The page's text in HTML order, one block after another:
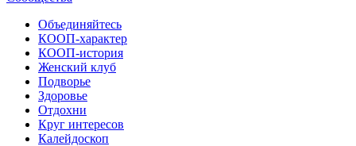
Объединяйтесь
КООП-характер
КООП-история
Женский клуб
Подворье
Здоровье
Отдохни
Круг интересов
Калейдоскоп